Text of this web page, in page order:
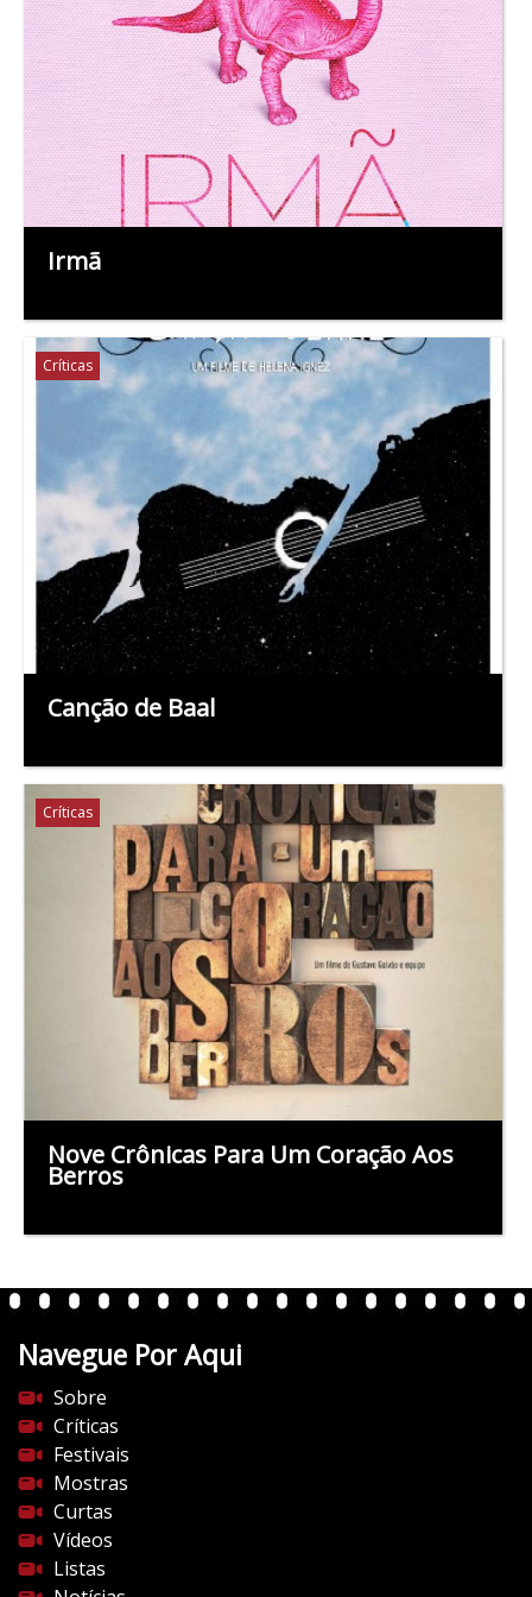
Irmã
Críticas
Canção de Baal
Críticas
Nove Crônicas Para Um Coração Aos
Berros
Navegue Por Aqui
Sobre
Críticas
Festivais
Mostras
Curtas
Vídeos
Listas